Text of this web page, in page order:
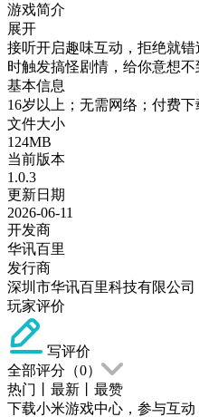
游戏简介
展开
接听开启趣味互动，拒绝就
时触发搞怪剧情，给你意想不
基本信息
16岁以上；无需网络；付费下
文件大小
124MB
当前版本
1.0.3
更新日期
2026-06-11
开发商
华讯百里
发行商
深圳市华讯百里科技有限公司
玩家评价
写评价
全部评分（0）
热门
最新
最赞
下载小米游戏中心，参与互动